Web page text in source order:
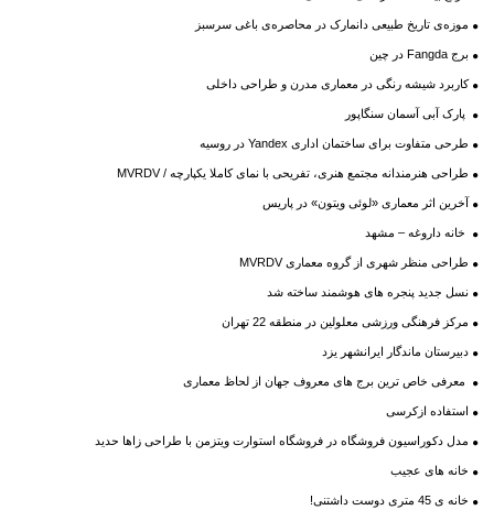
موزه‌ی تاریخ طبیعی دانمارک در محاصره‌ی باغی سرسبز
برج Fangda در چین
کاربرد شیشه رنگی در معماری مدرن و طراحی داخلی
پارک آبی آسمان سنگاپور
طرحی متفاوت برای ساختمان اداری Yandex در روسیه
طراحی هنرمندانه مجتمع هنری، تفریحی با نمای کاملا یکپارچه / MVRDV
آخرین اثر معماری «لوئی ویتون» در پاريس
خانه داروغه – مشهد
طراحی منظر شهری از گروه معماری MVRDV
نسل جدید پنجره های هوشمند ساخته شد
مرکز فرهنگی ورزشی معلولین در منطقه 22 تهران
دبیرستان ماندگار ایرانشهر یزد
معرفی خاص ترین برج های معروف جهان از لحاظ معماری
استفاده ازکرسی
مدل دکوراسیون فروشگاه در فروشگاه استوارت ویتزمن با طراحی زاها حدید
خانه های عجیب
خانه ی 45 متری دوست داشتنی!